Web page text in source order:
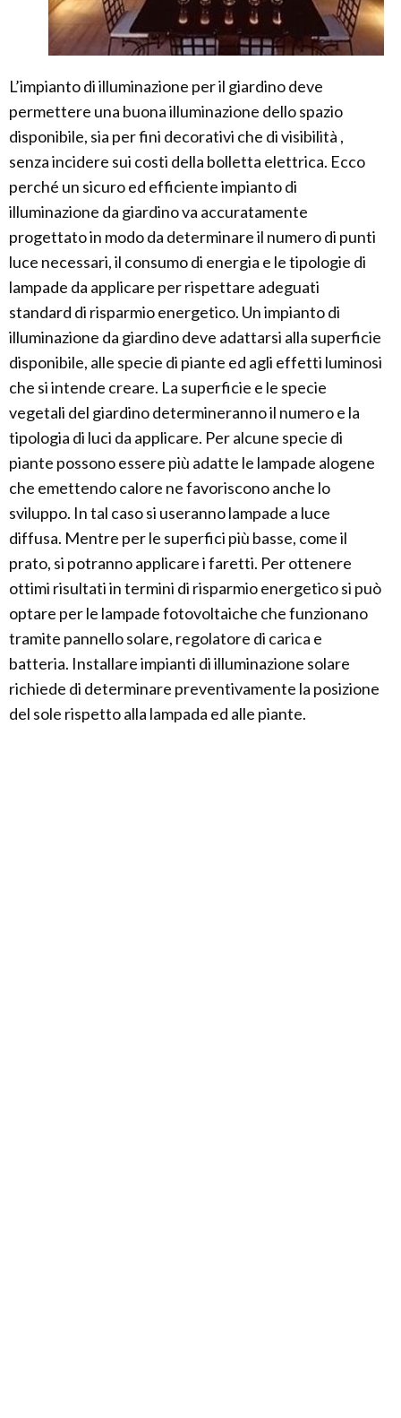
L’impianto di illuminazione per il giardino deve
permettere una buona illuminazione dello spazio
disponibile, sia per fini decorativi che di visibilità ,
senza incidere sui costi della bolletta elettrica. Ecco
perché un sicuro ed efficiente impianto di
illuminazione da giardino va accuratamente
progettato in modo da determinare il numero di punti
luce necessari, il consumo di energia e le tipologie di
lampade da applicare per rispettare adeguati
standard di risparmio energetico. Un impianto di
illuminazione da giardino deve adattarsi alla superficie
disponibile, alle specie di piante ed agli effetti luminosi
che si intende creare. La superficie e le specie
vegetali del giardino determineranno il numero e la
tipologia di luci da applicare. Per alcune specie di
piante possono essere più adatte le lampade alogene
che emettendo calore ne favoriscono anche lo
sviluppo. In tal caso si useranno lampade a luce
diffusa. Mentre per le superfici più basse, come il
prato, si potranno applicare i faretti. Per ottenere
ottimi risultati in termini di risparmio energetico si può
optare per le lampade fotovoltaiche che funzionano
tramite pannello solare, regolatore di carica e
batteria. Installare impianti di illuminazione solare
richiede di determinare preventivamente la posizione
del sole rispetto alla lampada ed alle piante.